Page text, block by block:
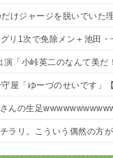
だけジャージを脱いでいた
で免除メン＋池田・一ノ瀬・井上
二のなんて美だ！」テーマ：徳川家康
屋「ゆーづのせいです」
さんの生足
ラリ。こういう偶然の方